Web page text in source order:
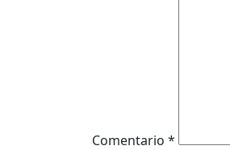
Comentario *